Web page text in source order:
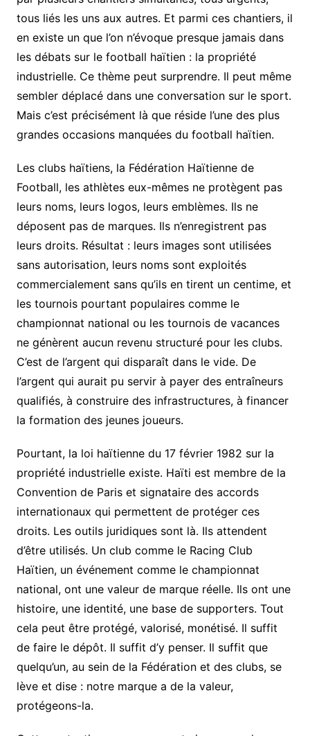
tous liés les uns aux autres. Et parmi ces chantiers, il
en existe un que l’on n’évoque presque jamais dans
les débats sur le football haïtien : la propriété
industrielle. Ce thème peut surprendre. Il peut même
sembler déplacé dans une conversation sur le sport.
Mais c’est précisément là que réside l’une des plus
grandes occasions manquées du football haïtien.
Les clubs haïtiens, la Fédération Haïtienne de
Football, les athlètes eux-mêmes ne protègent pas
leurs noms, leurs logos, leurs emblèmes. Ils ne
déposent pas de marques. Ils n’enregistrent pas
leurs droits. Résultat : leurs images sont utilisées
sans autorisation, leurs noms sont exploités
commercialement sans qu’ils en tirent un centime, et
les tournois pourtant populaires comme le
championnat national ou les tournois de vacances
ne génèrent aucun revenu structuré pour les clubs.
C’est de l’argent qui disparaît dans le vide. De
l’argent qui aurait pu servir à payer des entraîneurs
qualifiés, à construire des infrastructures, à financer
la formation des jeunes joueurs.
Pourtant, la loi haïtienne du 17 février 1982 sur la
propriété industrielle existe. Haïti est membre de la
Convention de Paris et signataire des accords
internationaux qui permettent de protéger ces
droits. Les outils juridiques sont là. Ils attendent
d’être utilisés. Un club comme le Racing Club
Haïtien, un événement comme le championnat
national, ont une valeur de marque réelle. Ils ont une
histoire, une identité, une base de supporters. Tout
cela peut être protégé, valorisé, monétisé. Il suffit
de faire le dépôt. Il suffit d’y penser. Il suffit que
quelqu’un, au sein de la Fédération et des clubs, se
lève et dise : notre marque a de la valeur,
protégeons-la.